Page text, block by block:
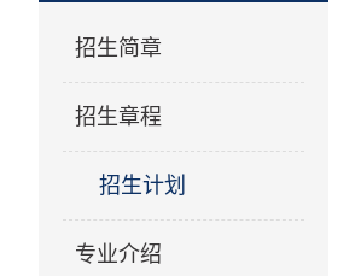
招生简章
招生章程
招生计划
专业介绍